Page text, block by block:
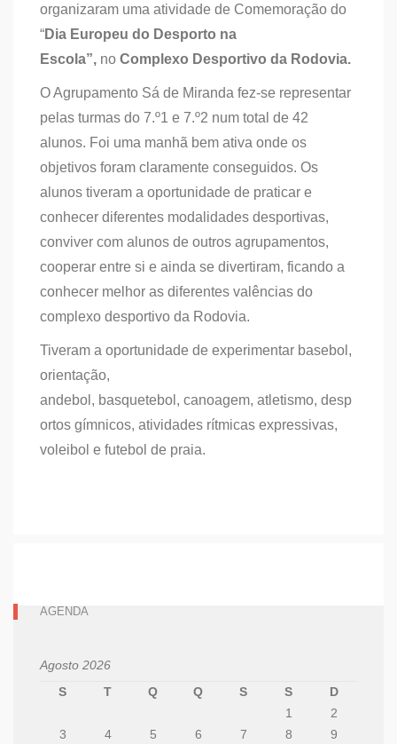
organizaram uma atividade de Comemoração do
“Dia Europeu do Desporto na
Escola”, no Complexo Desportivo da Rodovia.
O Agrupamento Sá de Miranda fez-se representar
pelas turmas do 7.º1 e 7.º2 num total de 42
alunos. Foi uma manhã bem ativa onde os
objetivos foram claramente conseguidos. Os
alunos tiveram a oportunidade de praticar e
conhecer diferentes modalidades desportivas,
conviver com alunos de outros agrupamentos,
cooperar entre si e ainda se divertiram, ficando a
conhecer melhor as diferentes valências do
complexo desportivo da Rodovia.
Tiveram a oportunidade de experimentar basebol,
orientação,
andebol, basquetebol, canoagem, atletismo, desp
ortos gímnicos, atividades rítmicas expressivas,
voleibol e futebol de praia.
AGENDA
Agosto 2026
S
T Q Q S S
D
1
2
3
4 5 6 7 8
9